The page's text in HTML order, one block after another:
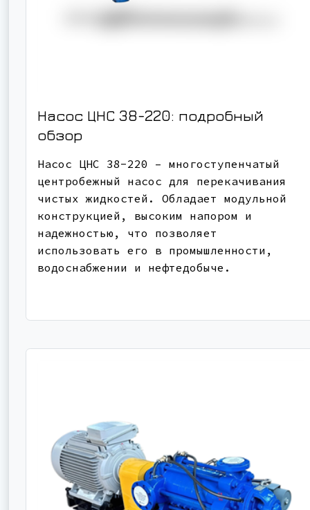
Насос ЦНС 38-220: подробный
обзор
Насос ЦНС 38-220 – многоступенчатый
центробежный насос для перекачивания
чистых жидкостей. Обладает модульной
конструкцией, высоким напором и
надежностью, что позволяет
использовать его в промышленности,
водоснабжении и нефтедобыче.